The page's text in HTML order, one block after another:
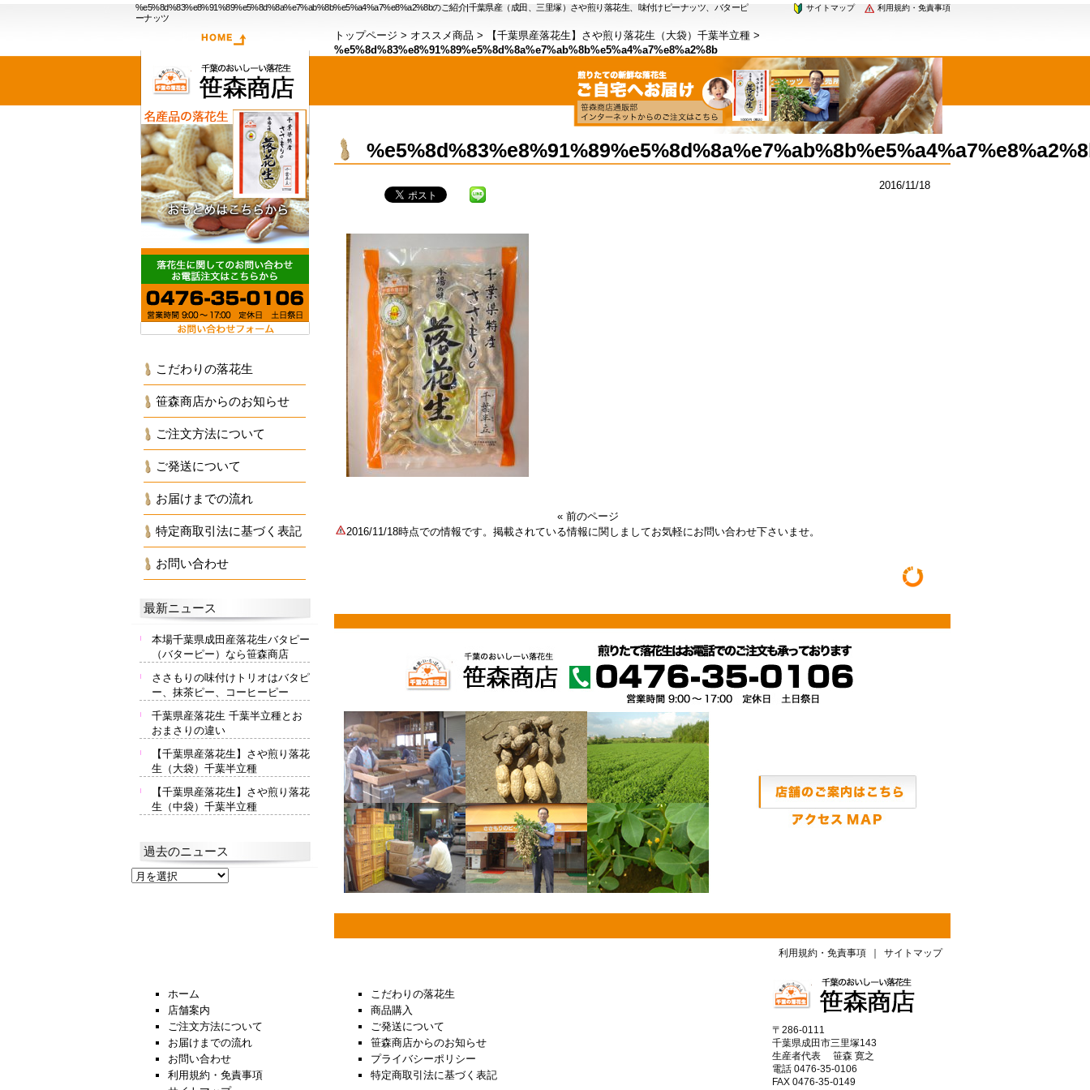
%e5%8d%83%e8%91%89%e5%8d%8a%e7%ab%8b%e5%a4%a7%e8%a2%8bのご紹介|千葉県産（成田、三里塚）さや煎り落花生、味付けピーナッツ、バターピ
ーナッツ
利用規約・免責事項
サイトマップ
トップページ > オススメ商品 > 【千葉県産落花生】さや煎り落花生（大袋）千葉半立種 >
%e5%8d%83%e8%91%89%e5%8d%8a%e7%ab%8b%e5%a4%a7%e8%a2%8b
2016/11/18
« 前のページ
2016/11/18時点での情報です。掲載されている情報に関しましてお気軽にお問い合わせ下さいませ。
こだわりの落花生
笹森商店からのお知らせ
ご注文方法について
ご発送について
お届けまでの流れ
特定商取引法に基づく表記
お問い合わせ
最新ニュース
本場千葉県成田産落花生バタピー
（バターピー）なら笹森商店
ささもりの味付けトリオはバタピ
ー、抹茶ピー、コーヒーピー
千葉県産落花生 千葉半立種とお
おまさりの違い
【千葉県産落花生】さや煎り落花
生（大袋）千葉半立種
【千葉県産落花生】さや煎り落花
生（中袋）千葉半立種
過去のニュース
過
ホーム
こだわりの落花生
店舗案内
商品購入
ご注文方法について
ご発送について
お届けまでの流れ
笹森商店からのお知らせ
お問い合わせ
プライバシーポリシー
利用規約・免責事項
特定商取引法に基づく表記
サイトマップ
利用規約・免責事項
〒286-0111
千葉県成田市三里塚143
生産者代表 笹森 寛之
電話 0476-35-0106
FAX 0476-35-0149